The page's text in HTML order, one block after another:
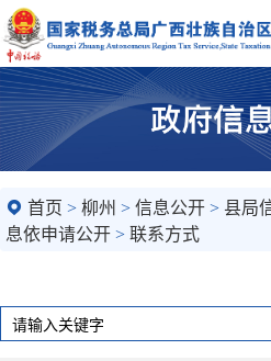
首页 > 柳州 > 信息公开 > 县局
息依申请公开 > 联系方式